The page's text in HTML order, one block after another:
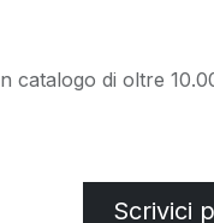
catalogo di oltre
Scrivici